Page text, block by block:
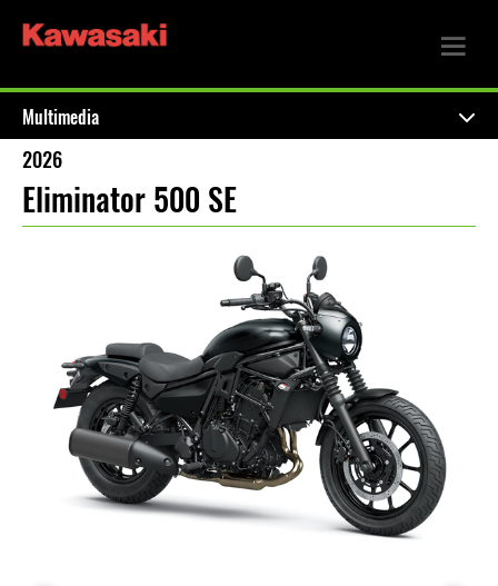
Multimedia
2026
Eliminator 500 SE